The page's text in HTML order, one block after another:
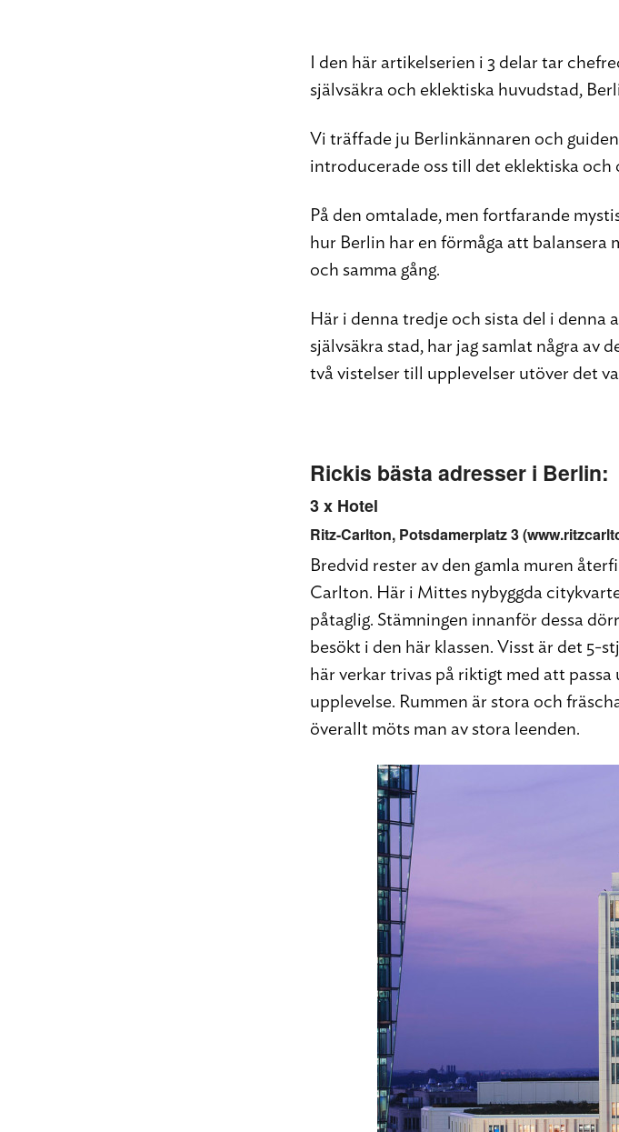
I den här artikelserien i 3 delar tar
självsäkra och eklektiska huvudstad,
Vi träffade ju Berlinkännaren och
introducerade oss till det eklektiska och
På den omtalade, men fortfarande
hur Berlin har en förmåga att
och samma gång.
Här i denna tredje och sista del i denna
självsäkra stad, har jag samlat några av
två vistelser till upplevelser utöver det
Rickis bästa adresser i Berlin:
3 x Hotel
Ritz-Carlton, Potsdamerplatz 3
Bredvid rester av den gamla muren
Carlton. Här i Mittes nybyggda
påtaglig. Stämningen innanför dessa
besökt i den här klassen. Visst är det
här verkar trivas på riktigt med att
upplevelse. Rummen är stora och
överallt möts man av stora leenden.